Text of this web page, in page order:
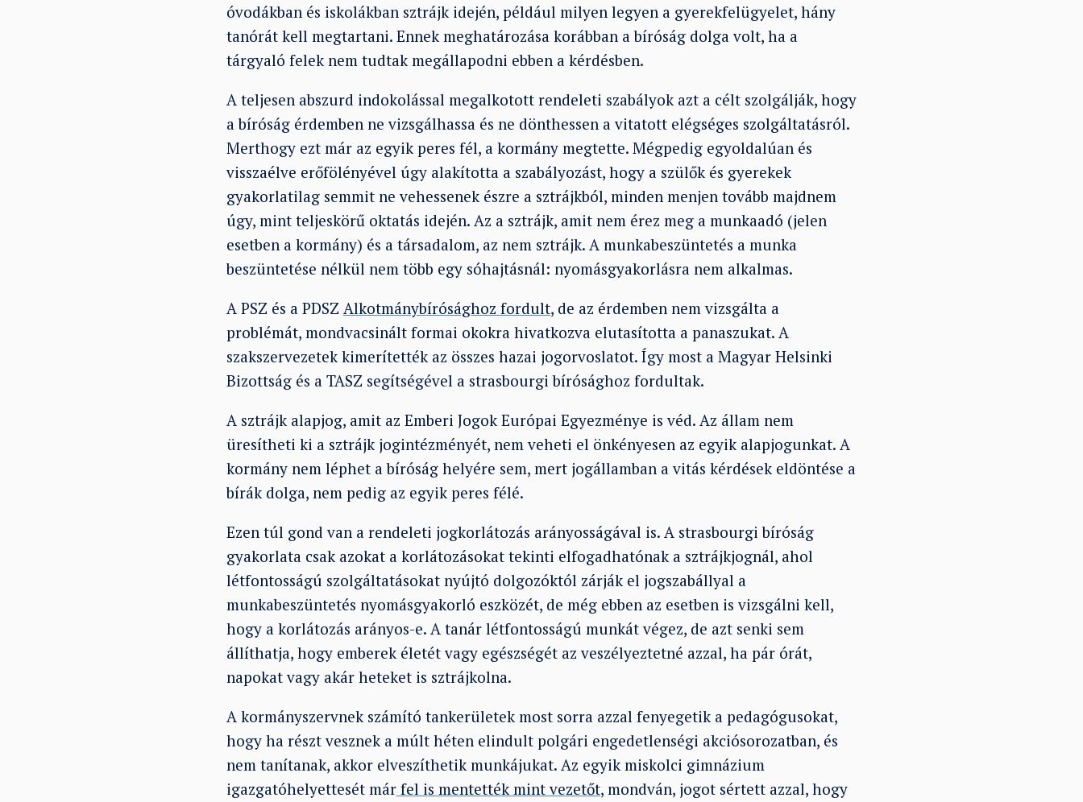
óvodákban és iskolákban sztrájk idején, például milyen legyen a gyerekfelügyelet, hány
tanórát kell megtartani. Ennek meghatározása korábban a bíróság dolga volt, ha a
tárgyaló felek nem tudtak megállapodni ebben a kérdésben.
A teljesen abszurd indokolással megalkotott rendeleti szabályok azt a célt szolgálják, hogy
a bíróság érdemben ne vizsgálhassa és ne dönthessen a vitatott elégséges szolgáltatásról.
Merthogy ezt már az egyik peres fél, a kormány megtette. Mégpedig egyoldalúan és
visszaélve erőfölényével úgy alakította a szabályozást, hogy a szülők és gyerekek
gyakorlatilag semmit ne vehessenek észre a sztrájkból, minden menjen tovább majdnem
úgy, mint teljeskörű oktatás idején. Az a sztrájk, amit nem érez meg a munkaadó (jelen
esetben a kormány) és a társadalom, az nem sztrájk. A munkabeszüntetés a munka
beszüntetése nélkül nem több egy sóhajtásnál: nyomásgyakorlásra nem alkalmas.
A PSZ és a PDSZ Alkotmánybírósághoz fordult, de az érdemben nem vizsgálta a
problémát, mondvacsinált formai okokra hivatkozva elutasította a panaszukat. A
szakszervezetek kimerítették az összes hazai jogorvoslatot. Így most a Magyar Helsinki
Bizottság és a TASZ segítségével a strasbourgi bírósághoz fordultak.
A sztrájk alapjog, amit az Emberi Jogok Európai Egyezménye is véd. Az állam nem
üresítheti ki a sztrájk jogintézményét, nem veheti el önkényesen az egyik alapjogunkat. A
kormány nem léphet a bíróság helyére sem, mert jogállamban a vitás kérdések eldöntése a
bírák dolga, nem pedig az egyik peres félé.
Ezen túl gond van a rendeleti jogkorlátozás arányosságával is. A strasbourgi bíróság
gyakorlata csak azokat a korlátozásokat tekinti elfogadhatónak a sztrájkjognál, ahol
létfontosságú szolgáltatásokat nyújtó dolgozóktól zárják el jogszabállyal a
munkabeszüntetés nyomásgyakorló eszközét, de még ebben az esetben is vizsgálni kell,
hogy a korlátozás arányos-e. A tanár létfontosságú munkát végez, de azt senki sem
állíthatja, hogy emberek életét vagy egészségét az veszélyeztetné azzal, ha pár órát,
napokat vagy akár heteket is sztrájkolna.
A kormányszervnek számító tankerületek most sorra azzal fenyegetik a pedagógusokat,
hogy ha részt vesznek a múlt héten elindult polgári engedetlenségi akciósorozatban, és
nem tanítanak, akkor elveszíthetik munkájukat. Az egyik miskolci gimnázium
igazgatóhelyettesét már fel is mentették mint vezetőt, mondván, jogot sértett azzal, hogy